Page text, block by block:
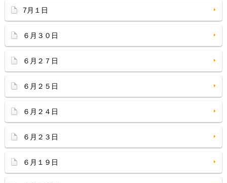
7月１日
６月３０日
６月２７日
６月２５日
６月２４日
６月２３日
６月１９日